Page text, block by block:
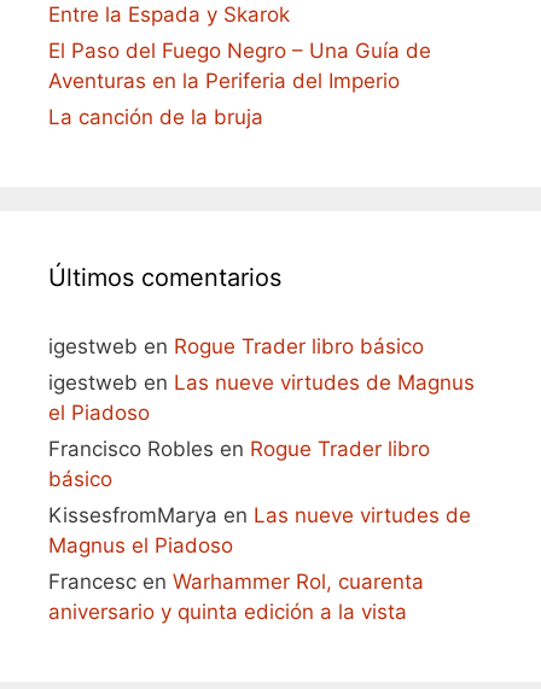
Entre la Espada y Skarok
El Paso del Fuego Negro – Una Guía de
Aventuras en la Periferia del Imperio
La canción de la bruja
Últimos comentarios
igestweb en Rogue Trader libro básico
igestweb en Las nueve virtudes de Magnus
el Piadoso
Francisco Robles en Rogue Trader libro
básico
KissesfromMarya en Las nueve virtudes de
Magnus el Piadoso
Francesc en Warhammer Rol, cuarenta
aniversario y quinta edición a la vista